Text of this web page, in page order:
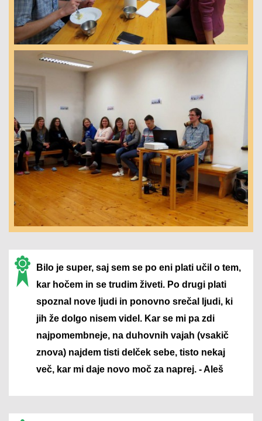
Bilo je super, saj sem se po eni plati učil o tem,
kar hočem in se trudim živeti. Po drugi plati
spoznal nove ljudi in ponovno srečal ljudi, ki
jih že dolgo nisem videl. Kar se mi pa zdi
najpomembneje, na duhovnih vajah (vsakič
znova) najdem tisti delček sebe, tisto nekaj
več, kar mi daje novo moč za naprej. - Aleš